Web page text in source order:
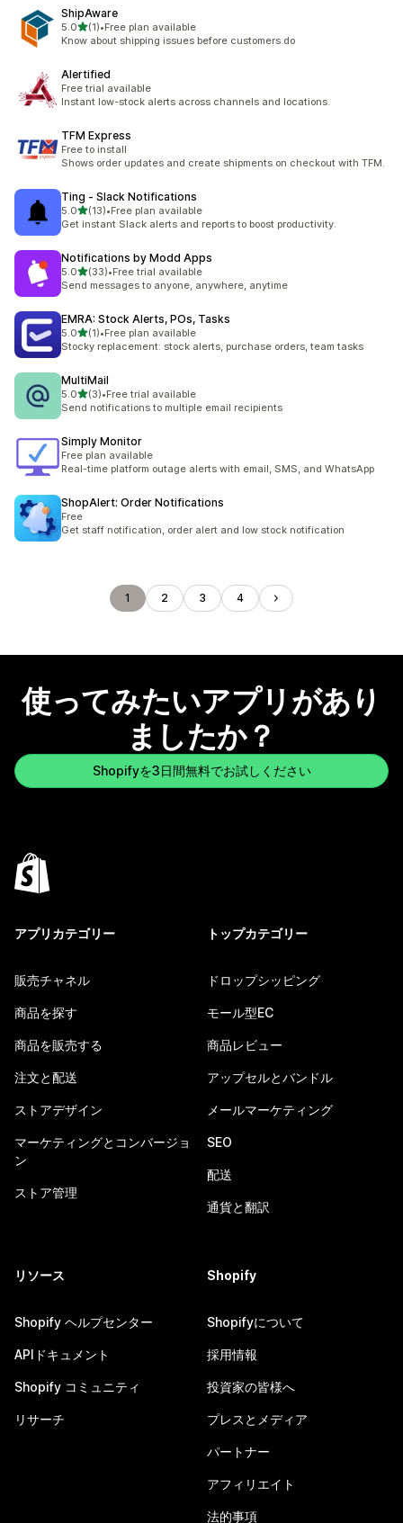
ShipAware
5.05つ星中
(1)
合計レビュー数：1件
•Free plan available
Know about shipping issues before customers do
Alertified
Free trial available
Instant low-stock alerts across channels and locations.
TFM Express
Free to install
Shows order updates and create shipments on checkout with TFM.
Ting ‑ Slack Notifications
5.05つ星中
(13)
合計レビュー数：13件
•Free plan available
Get instant Slack alerts and reports to boost productivity.
Notifications by Modd Apps
5.05つ星中
(33)
合計レビュー数：33件
•Free trial available
Send messages to anyone, anywhere, anytime
EMRA: Stock Alerts, POs, Tasks
5.05つ星中
(1)
合計レビュー数：1件
•Free plan available
Stocky replacement: stock alerts, purchase orders, team tasks
MultiMail
5.05つ星中
(3)
合計レビュー数：3件
•Free trial available
Send notifications to multiple email recipients
Simply Monitor
Free plan available
Real-time platform outage alerts with email, SMS, and WhatsApp
ShopAlert: Order Notifications
Free
Get staff notification, order alert and low stock notification
1 2 3 4
使ってみたいアプリがあり
ましたか？
Shopifyを3日間無料でお試しください
アプリカテゴリー
販売チャネル
商品を探す
商品を販売する
注文と配送
ストアデザイン
マーケティングとコンバージョ
ン
ストア管理
トップカテゴリー
ドロップシッピング
モール型EC
商品レビュー
アップセルとバンドル
メールマーケティング
SEO
配送
通貨と翻訳
リソース
Shopify ヘルプセンター
APIドキュメント
Shopify コミュニティ
リサーチ
Shopify
Shopifyについて
採用情報
投資家の皆様へ
プレスとメディア
パートナー
アフィリエイト
法的事項